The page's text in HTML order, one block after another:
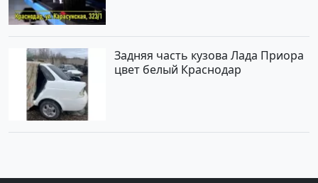
Задняя часть кузова Лада Приора
цвет белый Краснодар